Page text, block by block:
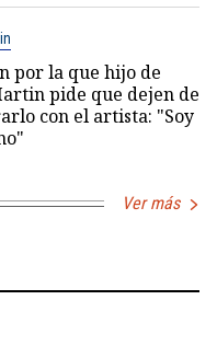
por la que hijo de
pide que dejen de
con el artista: "Soy
Ver más